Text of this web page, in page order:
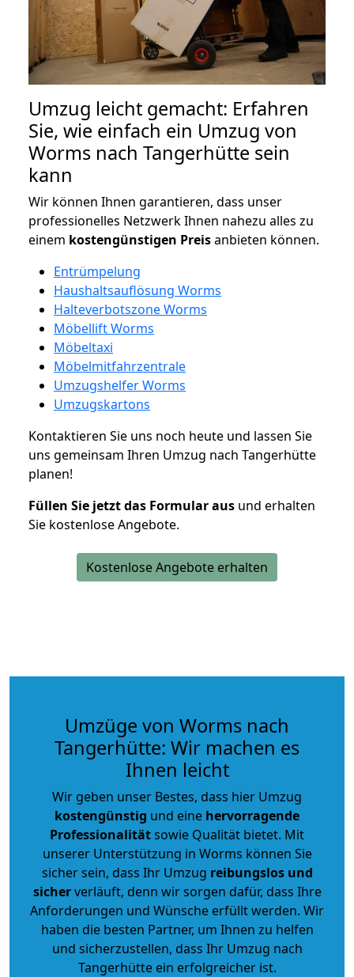
Umzug leicht gemacht: Erfahren
Sie, wie einfach ein Umzug von
Worms nach Tangerhütte sein
kann
Wir können Ihnen garantieren, dass unser
professionelles Netzwerk Ihnen nahezu alles zu
einem kostengünstigen Preisanbieten können.
Entrümpelung
Haushaltsauflösung Worms
Halteverbotszone Worms
Möbellift Worms
Möbeltaxi
Möbelmitfahrzentrale
Umzugshelfer Worms
Umzugskartons
Kontaktieren Sie uns noch heute und lassen Sie
uns gemeinsam Ihren Umzug nach Tangerhütte
planen!
Füllen Sie jetzt das Formular aus und erhalten
Sie kostenlose Angebote.
Kostenlose Angebote erhalten
Umzüge von Worms nach
Tangerhütte: Wir machen es
Ihnen leicht
Wir geben unser Bestes, dass hier Umzug
kostengünstig und eine hervorragende
Professionalitätsowie Qualität bietet. Mit
unserer Unterstützung in Worms können Sie
sicher sein, dass Ihr Umzug reibungslos und
sicherverläuft, denn wir sorgen dafür, dass Ihre
Anforderungen und Wünsche erfüllt werden. Wir
haben die besten Partner, um Ihnen zu helfen
und sicherzustellen, dass Ihr Umzug nach
Tangerhütte ein erfolgreicher ist.